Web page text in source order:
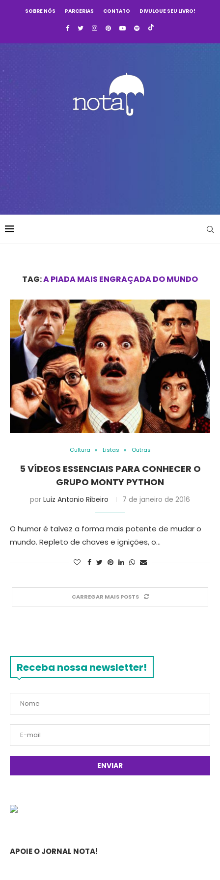
SOBRE NÓS PARCERIAS CONTATO DIVULGUE SEU LIVRO!
TAG:A PIADA MAIS ENGRAÇADA DO MUNDO
Cultura Listas Outras
5 VÍDEOS ESSENCIAIS PARA CONHECER O
GRUPO MONTY PYTHON
por Luiz Antonio Ribeiro 7 de janeiro de 2016
O humor é talvez a forma mais potente de mudar o
mundo. Repleto de chaves e ignições, o…
CARREGAR MAIS POSTS
Receba nossa newsletter!
APOIE O JORNAL NOTA!